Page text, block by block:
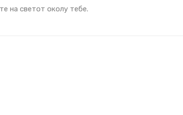
на светот околу тебе.